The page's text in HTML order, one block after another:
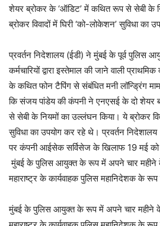
शेयर ब्रोकर के ‘ऑडिट’ में कथित रूप से सेबी के
ब्रोकर विवादों में घिरी ‘को-लोकेशन’ सुविधा का
प्रवर्तन निदेशालय (ईडी) ने मुंबई के पूर्व पुलिस
कर्मचारियों द्वारा इस्तेमाल की जाने वाली
के कथित फोन टैपिंग से संबंधित मनी लॉन्ड्रिंग
कि संजय पांडेय की कंपनी ने एनएसई के दो शेयर
से सेबी के नियमों का उल्लंघन किया। ये ब्रोकर
सुविधा का उपयोग कर रहे थे। प्रवर्तन
पर कंपनी आईसेक सर्विसेज के खिलाफ 19 मई
मुंबई के पुलिस आयुक्त के रूप में अपने चार महीने
महाराष्ट्र के कार्यवाहक पुलिस महानिदेशक के रूप
मुंबई के पुलिस आयुक्त के रूप में अपने चार महीने